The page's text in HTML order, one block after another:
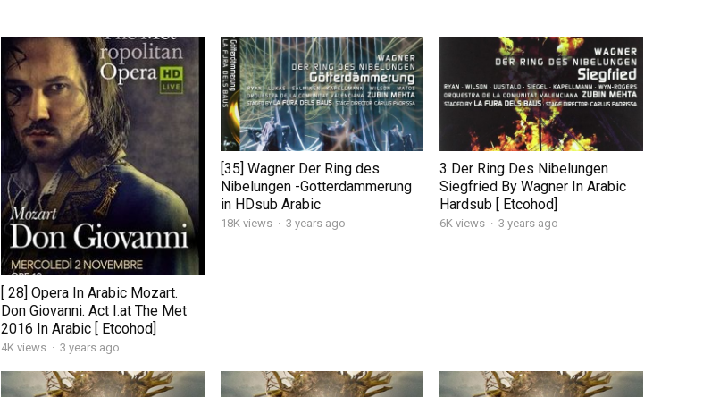
[ 28] Opera In Arabic Mozart.
Don Giovanni. Act I.at The Met
2016 In Arabic [ Etcohod]
4K views · 3 years ago
[35] Wagner Der Ring des
Nibelungen -Gotterdammerung
in HDsub Arabic
18K views · 3 years ago
3 Der Ring Des Nibelungen
Siegfried By Wagner In Arabic
Hardsub [ Etcohod]
6K views · 3 years ago